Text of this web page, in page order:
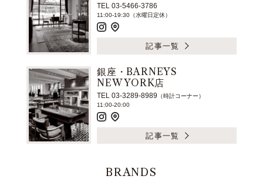
TEL 03-5466-3786
11:00-19:30（水曜日定休）
記事一覧
銀座・BARNEYS
NEW YORK店
TEL 03-3289-8989 （時計コーナー）
11:00-20:00
記事一覧
BRANDS